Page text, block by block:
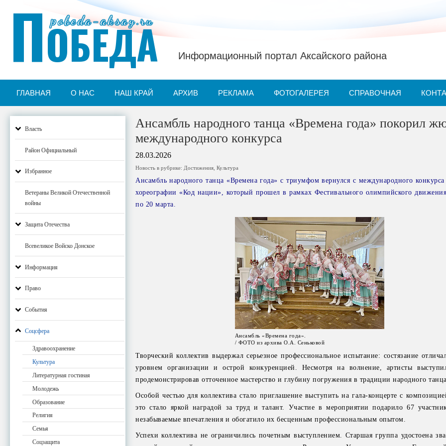
pobeda-aksay.ru
ПОБЕДА Информационный портал Аксайского района
ГЛАВНАЯ О НАС НАШ КРАЙ АРХИВ РЕКЛАМА ФОТОГАЛЕРЕЯ СПРАВОЧНАЯ
Власть
Район Официальный
Избранное
Ветераны Великой Отечественной
войны
Защита Отечества
Всевеликое Войско Донское
Информация
Право
События
Соцсфера
Здравоохранение
Культура
Литературная гостиная
Молодежь
Образование
Религия
Семья
Соцзащита
Ансамбль народного танца «Времена года» покорил
международного конкурса
28.03.2026
Новость в рубрике: Достижения ,Культура
Ансамбль народного танца «Времена года» с триумфом вернулся с международного
хореографии «Код нации», который прошел в рамках Фестивального олимпийского
по 20 марта.
Ансамбль «Времена года».
/ ФОТО из архива О.А. Сеньковой
Творческий коллектив выдержал серьезное профессиональное испытание: состязание
уровнем организации и острой конкуренцией. Несмотря на волнение, артисты
продемонстрировав отточенное мастерство и глубину погружения в традиции народного
Особой честью для коллектива стало приглашение выступить на гала-концерте с
это стало яркой наградой за труд и талант. Участие в мероприятии подарило 67
незабываемые впечатления и обогатило их бесценным профессиональным опытом.
Успехи коллектива не ограничились почетным выступлением. Старшая группа удостоена